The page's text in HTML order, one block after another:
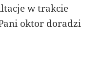
w trakcie
oktor doradzi